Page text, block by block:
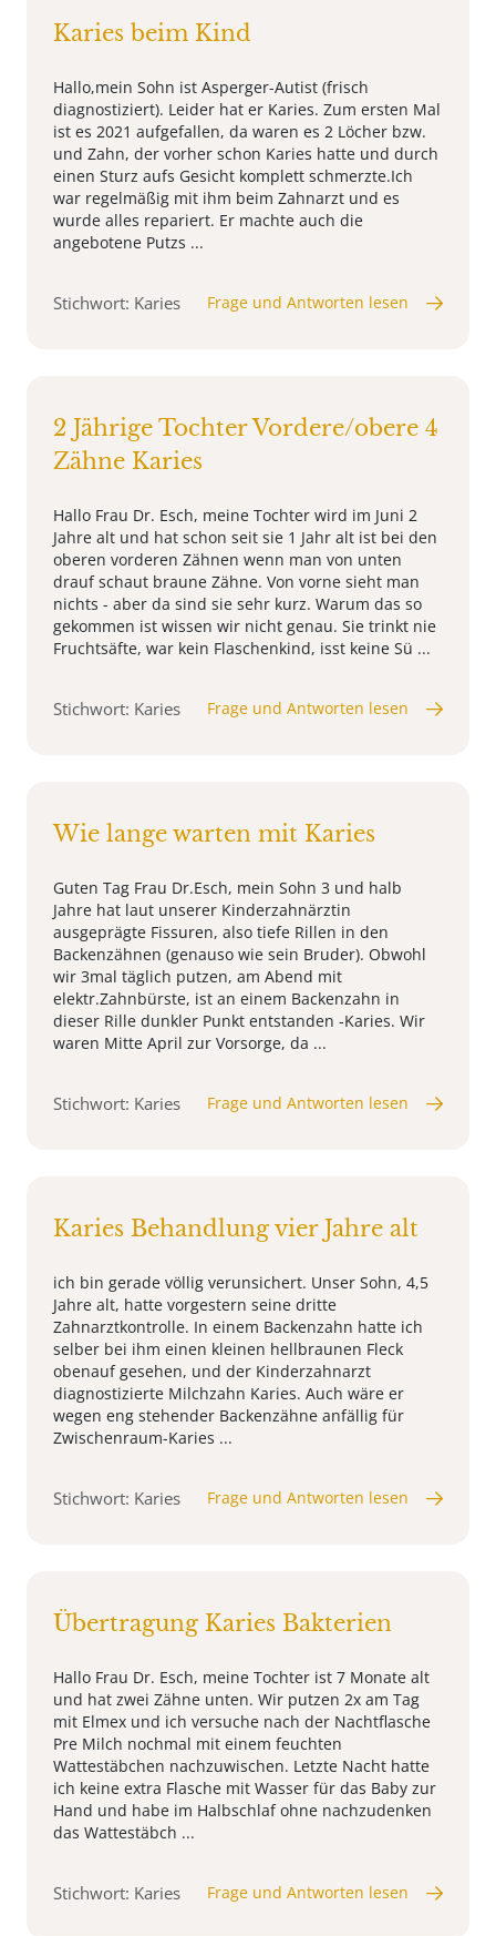
Karies beim Kind
Hallo,mein Sohn ist Asperger-Autist (frisch
diagnostiziert). Leider hat er Karies. Zum ersten Mal
ist es 2021 aufgefallen, da waren es 2 Löcher bzw.
und Zahn, der vorher schon Karies hatte und durch
einen Sturz aufs Gesicht komplett schmerzte.Ich
war regelmäßig mit ihm beim Zahnarzt und es
wurde alles repariert. Er machte auch die
angebotene Putzs ...
Stichwort: Karies Frage und Antworten lesen
2 Jährige Tochter Vordere/obere 4
Zähne Karies
Hallo Frau Dr. Esch, meine Tochter wird im Juni 2
Jahre alt und hat schon seit sie 1 Jahr alt ist bei den
oberen vorderen Zähnen wenn man von unten
drauf schaut braune Zähne. Von vorne sieht man
nichts - aber da sind sie sehr kurz. Warum das so
gekommen ist wissen wir nicht genau. Sie trinkt nie
Fruchtsäfte, war kein Flaschenkind, isst keine Sü ...
Stichwort: Karies Frage und Antworten lesen
Wie lange warten mit Karies
Guten Tag Frau Dr.Esch, mein Sohn 3 und halb
Jahre hat laut unserer Kinderzahnärztin
ausgeprägte Fissuren, also tiefe Rillen in den
Backenzähnen (genauso wie sein Bruder). Obwohl
wir 3mal täglich putzen, am Abend mit
elektr.Zahnbürste, ist an einem Backenzahn in
dieser Rille dunkler Punkt entstanden -Karies. Wir
waren Mitte April zur Vorsorge, da ...
Stichwort: Karies Frage und Antworten lesen
Karies Behandlung vier Jahre alt
ich bin gerade völlig verunsichert. Unser Sohn, 4,5
Jahre alt, hatte vorgestern seine dritte
Zahnarztkontrolle. In einem Backenzahn hatte ich
selber bei ihm einen kleinen hellbraunen Fleck
obenauf gesehen, und der Kinderzahnarzt
diagnostizierte Milchzahn Karies. Auch wäre er
wegen eng stehender Backenzähne anfällig für
Zwischenraum-Karies ...
Stichwort: Karies Frage und Antworten lesen
Übertragung Karies Bakterien
Hallo Frau Dr. Esch, meine Tochter ist 7 Monate alt
und hat zwei Zähne unten. Wir putzen 2x am Tag
mit Elmex und ich versuche nach der Nachtflasche
Pre Milch nochmal mit einem feuchten
Wattestäbchen nachzuwischen. Letzte Nacht hatte
ich keine extra Flasche mit Wasser für das Baby zur
Hand und habe im Halbschlaf ohne nachzudenken
das Wattestäbch ...
Stichwort: Karies Frage und Antworten lesen